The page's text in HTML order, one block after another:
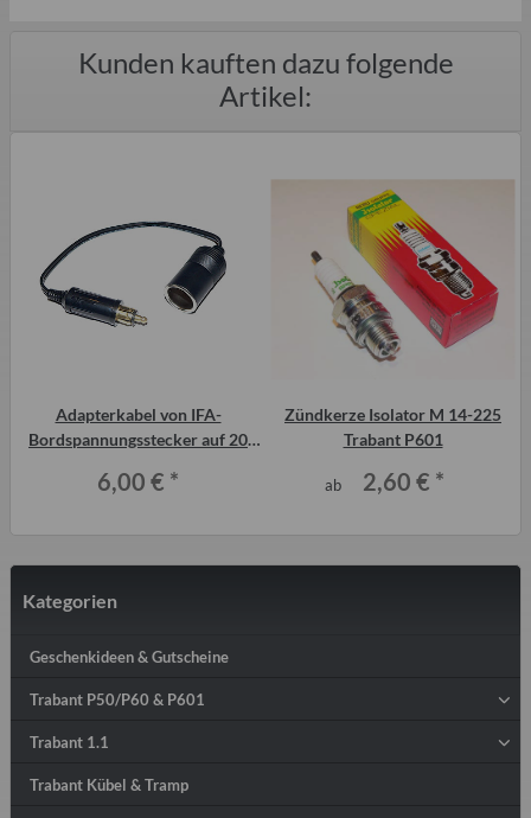
Kunden kauften dazu folgende
Artikel:
Adapterkabel von IFA-
Bordspannungsstecker auf 20
6,00 € *
Zündkerze Isolator M 14-225
Trabant P601
ab 2,60 € *
Kategorien
Geschenkideen & Gutscheine
Trabant P50/P60 & P601
Trabant 1.1
Trabant Kübel & Tramp